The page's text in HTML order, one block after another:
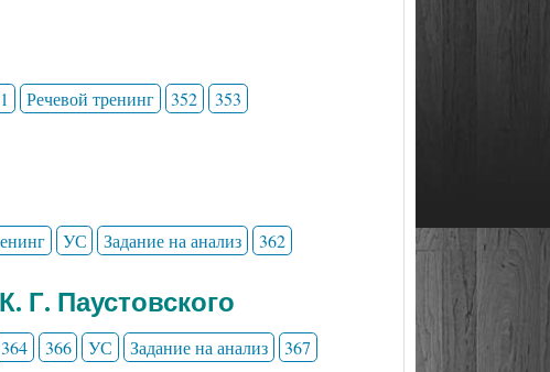
Речевой тренинг 352
353
УС Задание на анализ 362
Г. Паустовского
364 366 УС Задание на анализ 367